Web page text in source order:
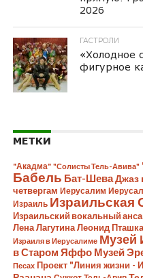
2026
ГАСТРОЛИ
«Холодное
фигурное
МЕТКИ
"Акадма" "Солисты Тель-Авива"
Бабель Бат-ШеваДжаз
четвергам Иерусалим
Израиль Израильская
Израильский вокальный
Лена Лагутина Леонид Пташка
Израиля в Иерусалиме Музей
в Старом Яффо Музей
Песах Проект "Линия жизни -